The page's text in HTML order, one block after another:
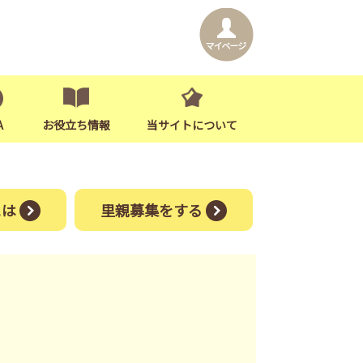
お役立ち情報 当サイトについて
里親募集をする